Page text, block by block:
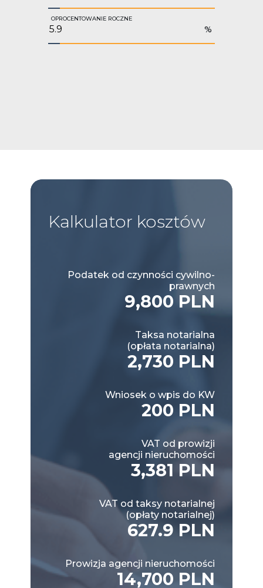
OPROCENTOWANIE ROCZNE
%
Kalkulator kosztów
Podatek od czynności cywilno-
prawnych
9,800 PLN
Taksa notarialna
(opłata notarialna)
2,730 PLN
Wniosek o wpis do KW
200 PLN
VAT od prowizji
agencji nieruchomości
3,381 PLN
VAT od taksy notarialnej
(opłaty notarialnej)
627.9 PLN
Prowizja agencji nieruchomości
14,700 PLN